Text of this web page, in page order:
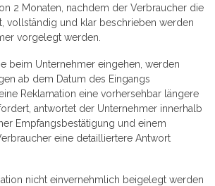
2 Monaten, nachdem der Verbraucher die
vollständig und klar beschrieben werden
vorgelegt werden.
beim Unternehmer eingehen, werden
ab dem Datum des Eingangs
Reklamation eine vorhersehbar längere
antwortet der Unternehmer innerhalb
Empfangsbestätigung und einem
eine detailliertere Antwort
nicht einvernehmlich beigelegt werden